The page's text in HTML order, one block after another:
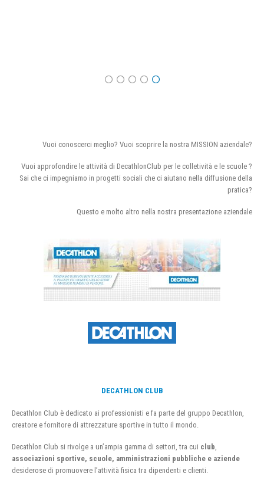
Vuoi conoscerci meglio? Vuoi scoprire la nostra MISSION aziendale?
Vuoi approfondire le attività di DecathlonClub per le colletività e le scuole ?
Sai che ci impegniamo in progetti sociali che ci aiutano nella diffusione della
pratica?
Questo e molto altro nella nostra presentazione aziendale
DECATHLON CLUB
Decathlon Club è dedicato ai professionisti e fa parte del gruppo Decathlon,
creatore e fornitore di attrezzature sportive in tutto il mondo.
Decathlon Club si rivolge a un’ampia gamma di settori, tra cui club
associazioni sportive, scuole, amministrazioni pubbliche e aziende
desiderose di promuovere l’attività fisica tra dipendenti e clienti.